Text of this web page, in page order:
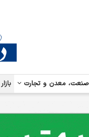
صنعت، معدن و تجارت